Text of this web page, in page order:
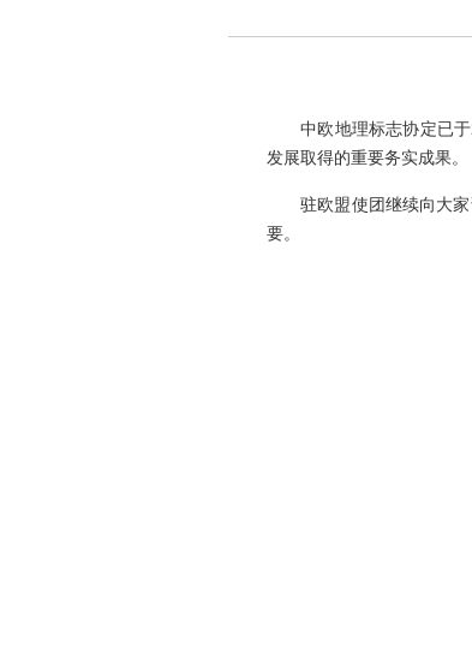
中欧地理标志协定已于
发展取得的重要务实成果。
驻欧盟使团继续向大家
要。